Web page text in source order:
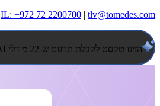
IL: +972 72 2200700 | tlv@tomedes.com
הזינו טקסט לקבלת תרגום ש-22 מודלי AI מסכימים עליו